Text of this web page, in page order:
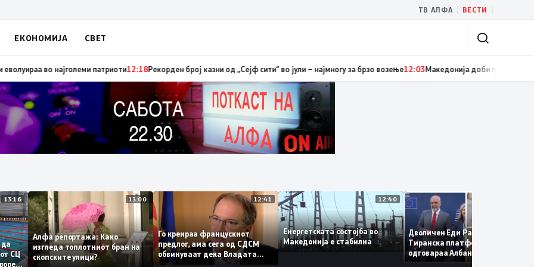
ТВ АЛФА ВЕСТИ
ЕКОНОМИЈА СВЕТ
опозицијата12:28СДСМ сега се исплашени од СДСМ: Од најголеми предавници еволуираа во најголеми патриоти12:18Рекорден број
13:16
да
СЦ
13:00
Алфа репортажа: Како
изгледа топлотниот бран на
скопските улици?
12:41
Го креираа францускиот
предлог, ама сега од СДСМ
обвинуваат дека Владата
тајно преговарала
12:40
Енергетската состојба во
Македонија е стабилна
Дволичен Еди Рама: За
Тиранска платформа му
одговараа Албанците од
Македонија, сега кога му